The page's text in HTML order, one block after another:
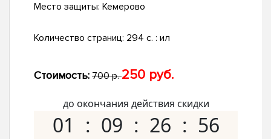
Место защиты: Кемерово
Количество страниц: 294 с. : ил
Стоимость: 700 р.250 руб.
до окончания действия скидки
01 09 26 55